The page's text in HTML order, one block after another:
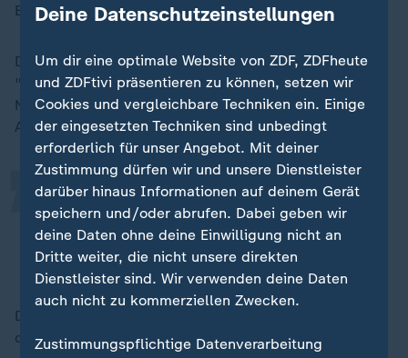
Ecke geschoben werden."
Die Botschaft bedeute auch, so Wilmer, sich nicht
"kirre" machen zu lassen, wenn "Aggressoren in der
Nachbarschaft uns Angst machen", und sich von der
Angst nicht lähmen zu lassen.
Wir sind stark, vor allem, wenn wir
zusammenhalten.
„
Heiner Wilmer, Vorsitzender der deutschen Bischofskonferenz
Das wolle der Katholikentag den Menschen mit auf
den Weg geben, betonte Wilmer.
Deine Datenschutzeinstellungen
Um dir eine optimale Website von ZDF, ZDFheute
und ZDFtivi präsentieren zu können, setzen wir
Cookies und vergleichbare Techniken ein. Einige
der eingesetzten Techniken sind unbedingt
erforderlich für unser Angebot. Mit deiner
Zustimmung dürfen wir und unsere Dienstleister
darüber hinaus Informationen auf deinem Gerät
speichern und/oder abrufen. Dabei geben wir
deine Daten ohne deine Einwilligung nicht an
Dritte weiter, die nicht unsere direkten
Dienstleister sind. Wir verwenden deine Daten
auch nicht zu kommerziellen Zwecken.
Zustimmungspflichtige Datenverarbeitung